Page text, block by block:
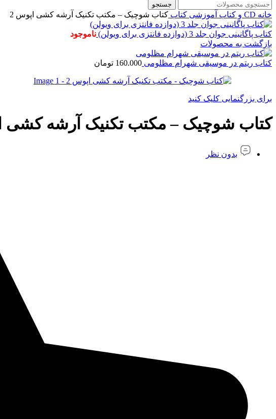
جستجو
خانه CD و کتاب آموزشی کتاب کتاب شوچیک – مکتب تکنیک آرشه کشی اپوس 2
کتاب پاگانینی جوان جلد 3 (دوازده فانتزی برای ویولن)
ناموجود
بازگشت به محصولات
کتاب ریتم در موسیقی شهرام مظلومی 160.000 تومان
برای بزرگنمایی کلیک کنید
کتاب شوچیک – مکتب تکنیک آرشه کشی
بدون نظر